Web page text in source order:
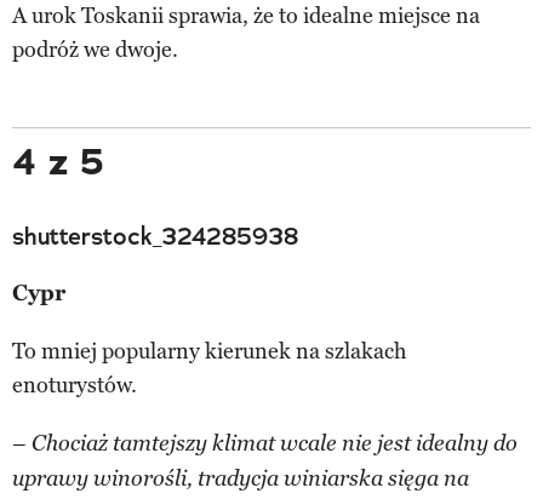
A urok Toskanii sprawia, że to idealne miejsce na
podróż we dwoje.
4 z 5
shutterstock_324285938
Cypr
To mniej popularny kierunek na szlakach
enoturystów.
– Chociaż tamtejszy klimat wcale nie jest idealny do
uprawy winorośli, tradycja winiarska sięga na